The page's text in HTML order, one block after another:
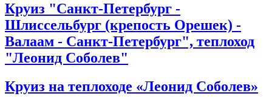
Круиз "Санкт-Петербург -
Шлиссельбург (крепость Орешек) -
Валаам - Санкт-Петербург", теплоход
"Леонид Соболев"
Круиз на теплоходе «Леонид Соболев»